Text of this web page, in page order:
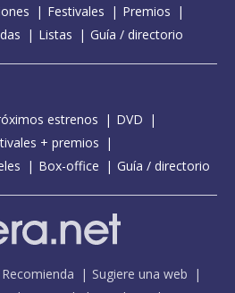
Festivales
Premios
Listas Guía / directorio
estrenos
DVD
+ premios
Box-office Guía / directorio
Recomienda
Sugiere una web